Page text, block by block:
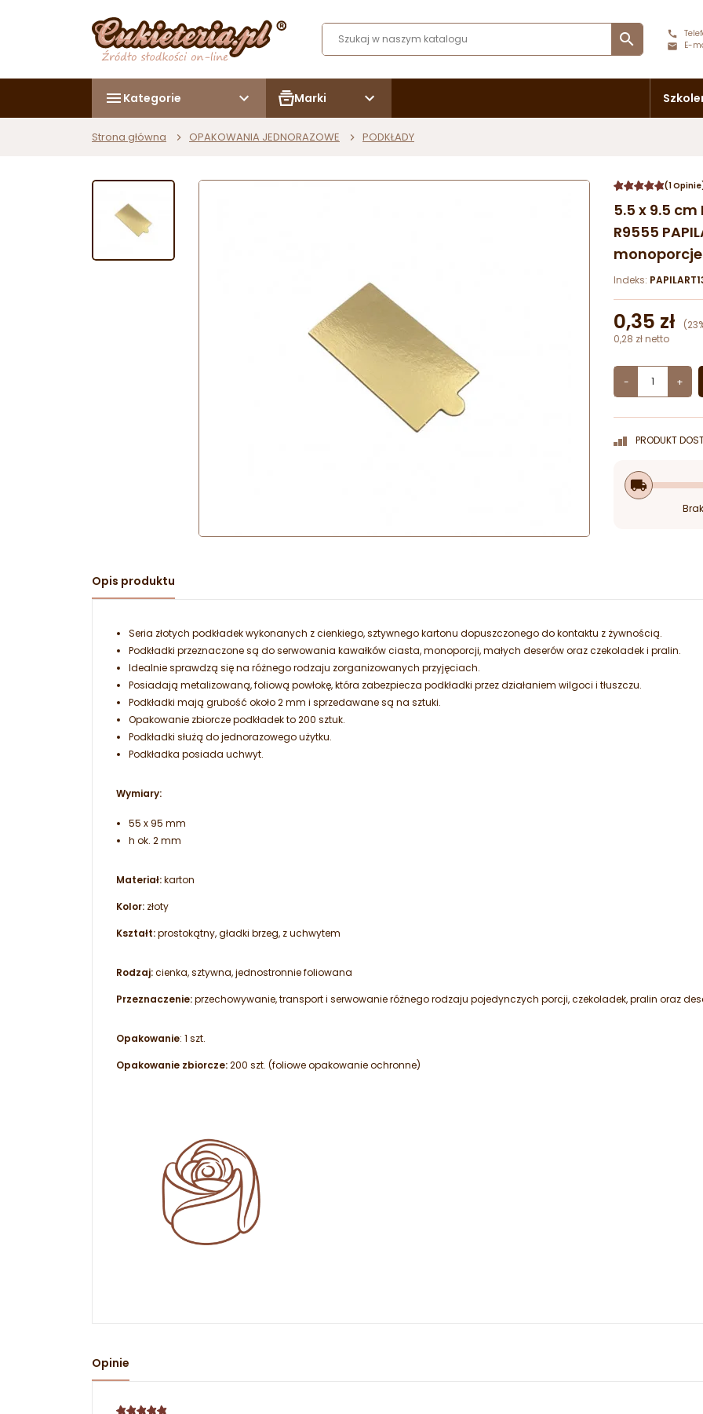

E-
Kategorie Marki
Strona główna OPAKOWANIA JEDNORAZOWE PODKŁADY
(1
5.5 x 9.5 cm
R9555
monoporcje
Indeks:
0,35 zł
0,28 zł netto
- +
PRODUKT
local_shipping
Opis produktu
Seria złotych podkładek wykonanych z cienkiego, sztywnego kartonu dopuszczonego do kontaktu z żywnością.
Podkładki przeznaczone są do serwowania kawałków ciasta, monoporcji, małych deserów oraz czekoladek i pralin.
Idealnie sprawdzą się na różnego rodzaju zorganizowanych przyjęciach.
Posiadają metalizowaną, foliową powłokę, która zabezpiecza podkładki przez działaniem wilgoci i tłuszczu.
Podkładki mają grubość około 2 mm i sprzedawane są na sztuki.
Opakowanie zbiorcze podkładek to 200 sztuk.
Podkładki służą do jednorazowego użytku.
Podkładka posiada uchwyt.
Wymiary:
55 x 95 mm
h ok. 2 mm
Materiał:karton
Kolor: złoty
Kształt:prostokątny, gładki brzeg, z uchwytem
Rodzaj:cienka, sztywna, jednostronnie foliowana
Przeznaczenie:przechowywanie, transport i serwowanie różnego rodzaju pojedynczych porcji, czekoladek, pralin oraz
Opakowanie: 1 szt.
Opakowanie zbiorcze:200 szt. (foliowe opakowanie ochronne)
Opinie